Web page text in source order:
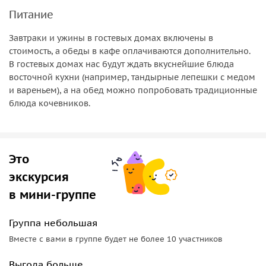
День 3
Сегодня отправимся в ущелье Афлатун через пихтовые
леса Семёнова, далее заповедник Арсланбоб и священное
озеро Кель-Мазар.
День 4
Рават Абдуллаха, мавзолей Асафа ибн Бухрия, руины
средневековой бани, и даже заглянем на восточный
базар!
Пятый день целебные источники Джалал-Абада и древние
Питание
Завтраки и ужины в гостевых домах включены в
стоимость, а обеды в кафе оплачиваются дополнительно.
В гостевых домах нас будут ждать вкуснейшие блюда
восточной кухни (например, тандырные лепешки с медом
и вареньем), а на обед можно попробовать традиционные
блюда кочевников.
Это
экскурсия
в мини-группе
Группа небольшая
Вместе с вами в группе будет не более 10 участников